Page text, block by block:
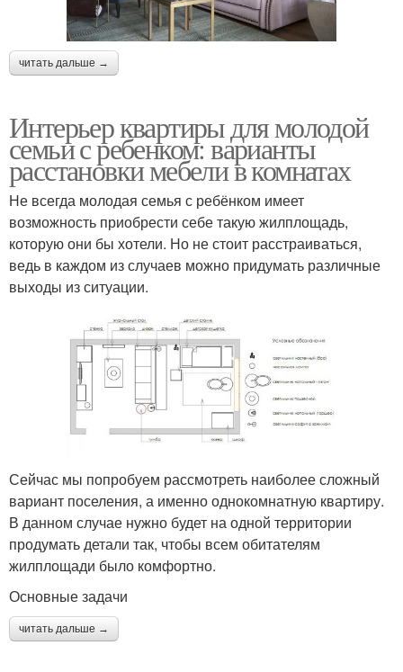
читать дальше →
Интерьер квартиры для молодой
семьи с ребенком: варианты
расстановки мебели в комнатах
Не всегда молодая семья с ребёнком имеет
возможность приобрести себе такую жилплощадь,
которую они бы хотели. Но не стоит расстраиваться,
ведь в каждом из случаев можно придумать различные
выходы из ситуации.
Сейчас мы попробуем рассмотреть наиболее сложный
вариант поселения, а именно однокомнатную квартиру.
В данном случае нужно будет на одной территории
продумать детали так, чтобы всем обитателям
жилплощади было комфортно.
Основные задачи
читать дальше →